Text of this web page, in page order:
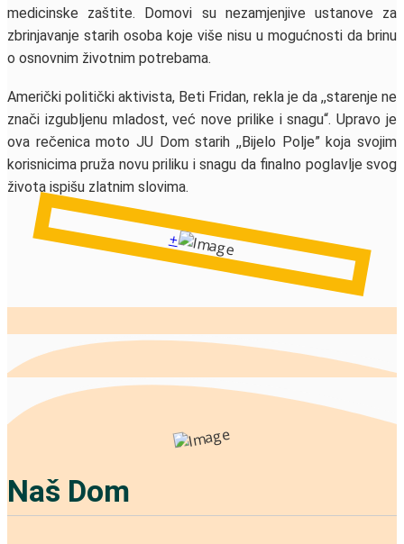
medicinske zaštite. Domovi su nezamjenjive ustanove za
zbrinjavanje starih osoba koje više nisu u mogućnosti da brinu
o osnovnim životnim potrebama.
Američki politički aktivista, Beti Fridan, rekla je da ,,starenje ne
znači izgubljenu mladost, već nove prilike i snagu“. Upravo je
ova rečenica moto JU Dom starih ,,Bijelo Polje” koja svojim
korisnicima pruža novu priliku i snagu da finalno poglavlje svog
života ispišu zlatnim slovima.
+
Naš Dom